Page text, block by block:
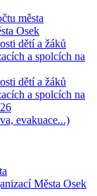
města
Osek
dětí a žáků
a spolcích na
dětí a žáků
a spolcích na
evakuace...)
Města Osek